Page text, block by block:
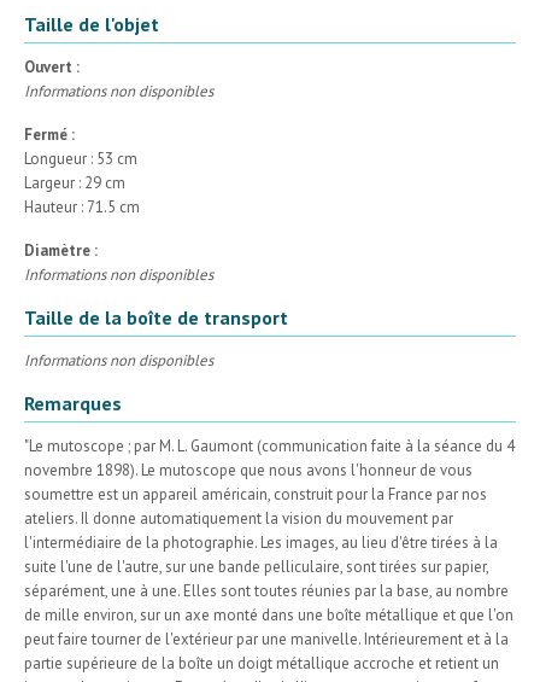
Taille de l'objet
Ouvert :
Informations non disponibles
Fermé :
Longueur : 53 cm
Largeur : 29 cm
Hauteur : 71.5 cm
Diamètre :
Informations non disponibles
Taille de la boîte de transport
Informations non disponibles
Remarques
"Le mutoscope ; par M. L. Gaumont (communication faite à la séance du 4
novembre 1898). Le mutoscope que nous avons l'honneur de vous
soumettre est un appareil américain, construit pour la France par nos
ateliers. Il donne automatiquement la vision du mouvement par
l'intermédiaire de la photographie. Les images, au lieu d'être tirées à la
suite l'une de l'autre, sur une bande pelliculaire, sont tirées sur papier,
séparément, une à une. Elles sont toutes réunies par la base, au nombre
de mille environ, sur un axe monté dans une boîte métallique et que l'on
peut faire tourner de l'extérieur par une manivelle. Intérieurement et à la
partie supérieure de la boîte un doigt métallique accroche et retient un